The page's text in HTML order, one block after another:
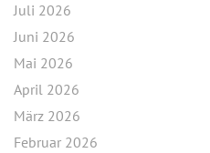
Juli 2026
Juni 2026
Mai 2026
April 2026
März 2026
Februar 2026